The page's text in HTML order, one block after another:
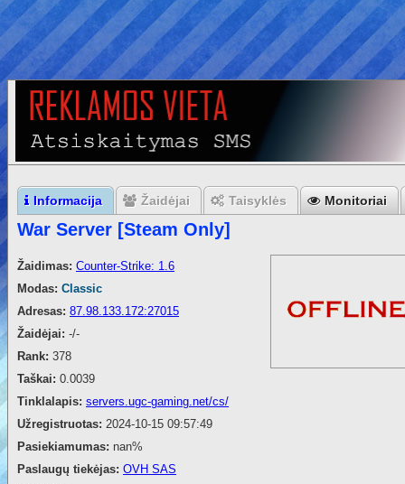
Informacija Žaidėjai Taisyklės Monitoriai
War Server [Steam Only]
Žaidimas: Counter-Strike: 1.6
Modas: Classic
Adresas: 87.98.133.172:27015
Žaidėjai: -/-
Rank: 378
Taškai: 0.0039
Tinklalapis: servers.ugc-gaming.net/cs/
Užregistruotas: 2024-10-15 09:57:49
Pasiekiamumas: nan%
Paslaugų tiekėjas: OVH SAS